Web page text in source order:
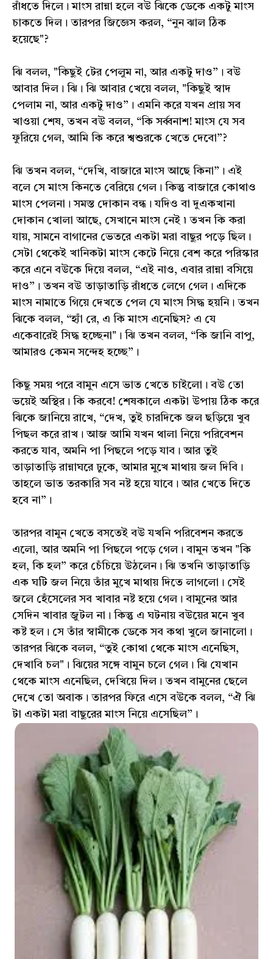
রাঁধতে দিলে। মাংস রান্না হলে বউ ঝিকে ডেকে একটু মাংস
চাকতে দিল। তারপর জিজ্ঞেস করল, “নুন ঝাল ঠিক
হয়েছে"?
ঝি বলল, "কিছুই টের পেলুম না, আর একটু দাও”। বউ
আবার দিল। ঝি। ঝি আবার খেয়ে বলল, "কিছুই স্বাদ
পেলাম না, আর একটু দাও”। এমনি করে যখন প্রায় সব
খাওয়া শেষ, তখন বউ বলল, “কি সৰ্ব্বনাশ! মাংস যে সব
ফুরিয়ে গেল, আমি কি করে শ্বশুরকে খেতে দেবো”?
ঝি তখন বলল, “দেখি, বাজারে মাংস আছে কিনা”। এই
বলে সে মাংস কিনতে বেরিয়ে গেল। কিন্তু বাজারে কোথাও
মাংস পেলনা। সমস্ত দোকান বন্ধ। যদিও বা দুএকখানা
দোকান খোলা আছে, সেখানে মাংস নেই ৷ তখন কি করা
যায়, সামনে বাগানের ভেতরে একটা মরা বাছুর পড়ে ছিল।
সেটা থেকেই খানিকটা মাংস কেটে নিয়ে বেশ করে পরিস্কার
করে এনে বউকে দিয়ে বলল, “এই নাও, এবার রান্না বসিয়ে
দাও”। তখন বউ তাড়াতাড়ি রাঁধতে লেগে গেল। এদিকে
মাংস নামাতে গিয়ে দেখতে পেল যে মাংস সিদ্ধ হয়নি। তখন
ঝিকে বলল, “হ্যাঁ রে, এ কি মাংস এনেছিস? এ যে
একেবারেই সিদ্ধ হচ্ছেনা"। ঝি তখন বলল, “কি জানি বাপু,
আমারও কেমন সন্দেহ হচ্ছে”।
কিছু সময় পরে বামুন এসে ভাত খেতে চাইলো। বউ তো
ভয়েই অস্থির। কি করবে! শেষকালে একটা উপায় ঠিক করে
ঝিকে জানিয়ে রাখে, “দেখ, তুই চারদিকে জল ছড়িয়ে খুব
পিছল করে রাখ। আজ আমি যখন থালা নিয়ে পরিবেশন
করতে যাব, অমনি পা পিছলে পড়ে যাব। আর তুই
তাড়াতাড়ি রান্নাঘরে ঢুকে, আমার মুখে মাথায় জল দিবি।
তাহলে ভাত তরকারি সব নষ্ট হয়ে যাবে। আর খেতে দিতে
হবে না”।
তারপর বামুন খেতে বসতেই বউ যখনি পরিবেশন করতে
এলো, আর অমনি পা পিছলে পড়ে গেল। বামুন তখন "কি
হল, কি হল” করে চেঁচিয়ে উঠলেন। ঝি তখনি তাড়াতাড়ি
এক ঘটি জল নিয়ে তাঁর মুখে মাথায় দিতে লাগলো। সেই
জলে হেঁসেলের সব খাবার নষ্ট হয়ে গেল। বামুনের আর
সেদিন খাবার জুটল না। কিন্তু এ ঘটনায় বউয়ের মনে খুব
কষ্ট হল। সে তাঁর স্বামীকে ডেকে সব কথা খুলে জানালো।
তারপর ঝিকে বলল, “তুই কোথা থেকে মাংস এনেছিস,
দেখাবি চল"। ঝিয়ের সঙ্গে বামুন চলে গেল। ঝি যেখান
থেকে মাংস এনেছিল, দেখিয়ে দিল। তখন বামুনের ছেলে
দেখে তো অবাক। তারপর ফিরে এসে বউকে বলল, “ঐ ঝি
টা একটা মরা বাছুরের মাংস নিয়ে এসেছিল”।